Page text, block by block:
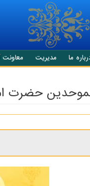
ما مدیریت
حضرت